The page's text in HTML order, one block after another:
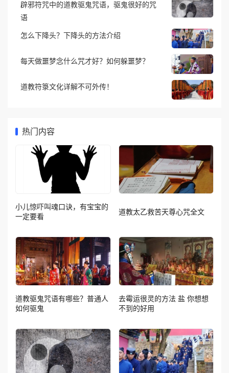
辟邪符咒中的道教驱鬼咒语，驱鬼很好的咒
语
怎么下降头？下降头的方法介绍
每天做噩梦念什么咒才好？如何躲噩梦？
道教符箓文化详解不可外传！
热门内容
小儿惊吓叫魂口诀，有宝宝的
一定要看
道教太乙救苦天尊心咒全文
道教驱鬼咒语有哪些？普通人
如何驱鬼
去霉运很灵的方法 盐 你想想
不到的好用